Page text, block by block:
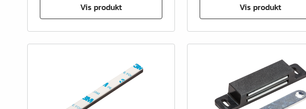
Vis produkt Vis produkt